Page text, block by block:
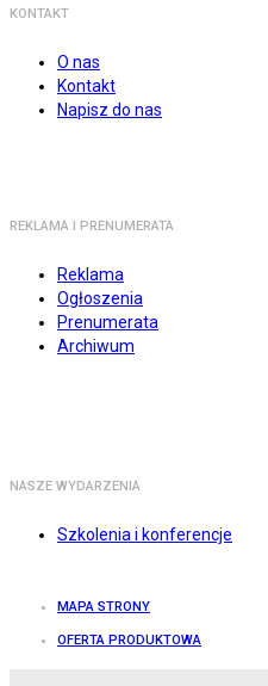
KONTAKT
O nas
Kontakt
Napisz do nas
REKLAMA I PRENUMERATA
Reklama
Ogłoszenia
Prenumerata
Archiwum
NASZE WYDARZENIA
Szkolenia i konferencje
MAPA STRONY
OFERTA PRODUKTOWA